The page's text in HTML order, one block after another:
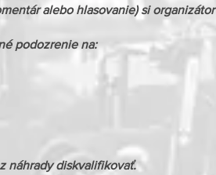
alebo hlasovanie) si
podozrenie na:
náhrady diskvalifikovať.